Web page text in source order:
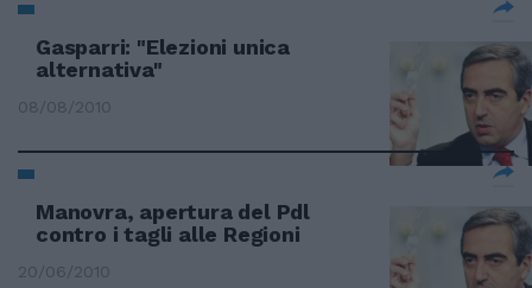
Gasparri: "Elezioni unica
alternativa"
08/08/2010
Manovra, apertura del Pdl
contro i tagli alle Regioni
20/06/2010